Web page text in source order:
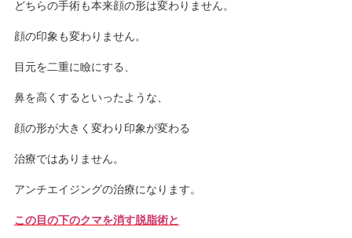
どちらの手術も本来顔の形は変わりません。
顔の印象も変わりません。
目元を二重に瞼にする、
鼻を高くするといったような、
顔の形が大きく変わり印象が変わる
治療ではありません。
アンチエイジングの治療になります。
この目の下のクマを消す脱脂術と